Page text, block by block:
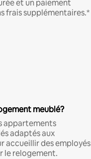
et un paiement
frais supplémentaires.*
meublé?
appartements
adaptés aux
accueillir des employés
le relogement.